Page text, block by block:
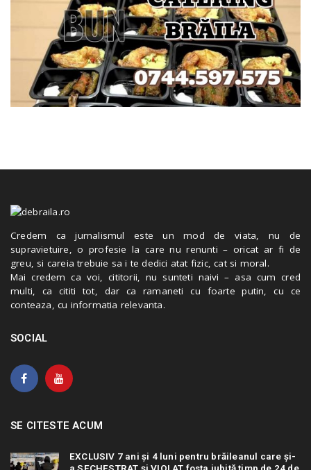
Credem ca jurnalismul este un mod de viata, nu de
supravietuire, o profesie la care nu renunti – oricat ar fi de
greu, si careia trebuie sa i te dedici atat fizic, cat si moral.
Mai credem ca voi, cititorii, nu sunteti naivi – asa cum cred
multi, ca cititi tot, dar ca ramaneti cu foarte putin, cu ce
conteaza, cu informatia relevanta.
SOCIAL
SE CITESTE ACUM
EXCLUSIV 7 ani și 4 luni pentru brăileanul care și-